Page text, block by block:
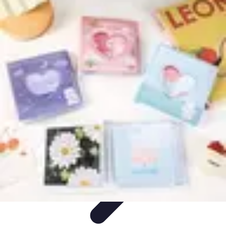
Conseil Banque
Prêts et Crédits
Crédits et EmpruntsFrais et Tarifs
Gestion
Crédits et Financements
Conseil Banque